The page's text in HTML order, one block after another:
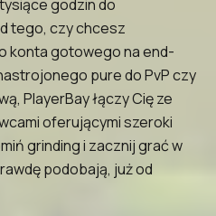
godzin do
tego, czy chcesz
konta gotowego na end-
pure do PvP czy
PlayerBay łączy Cię ze
oferującymi szeroki
grinding i zacznij grać w
podobają, już od